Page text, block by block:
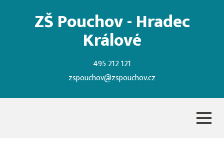
ZŠ Pouchov - Hradec
Králové
495 212 121
zspouchov@zspouchov.cz